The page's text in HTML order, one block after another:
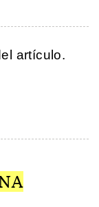
artículo.